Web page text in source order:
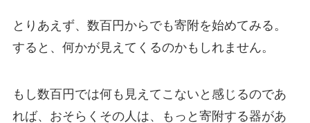
とりあえず、数百円からでも寄附を始めてみる。
すると、何かが見えてくるのかもしれません。
もし数百円では何も見えてこないと感じるのであ
れば、おそらくその人は、もっと寄附する器があ